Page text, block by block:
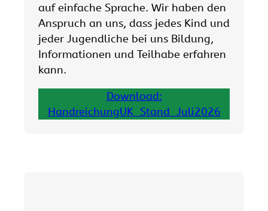
auf einfache Sprache. Wir haben den
Anspruch an uns, dass jedes Kind und
jeder Jugendliche bei uns Bildung,
Informationen und Teilhabe erfahren
kann.
Download:
HandreichungUK_Stand_Juli2026